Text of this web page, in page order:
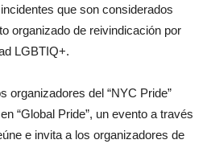
que son considerados
organizado de reivindicación por
LGBTIQ+.
organizadores del “NYC Pride”
“Global Pride”, un evento a través
e invita a los organizadores de